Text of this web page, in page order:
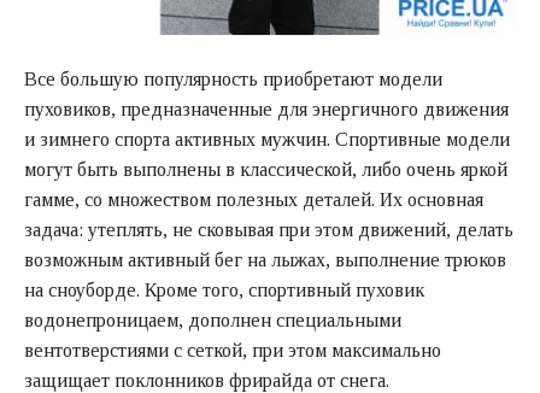
Все большую популярность приобретают модели
пуховиков, предназначенные для энергичного движения
и зимнего спорта активных мужчин. Спортивные модели
могут быть выполнены в классической, либо очень яркой
гамме, со множеством полезных деталей. Их основная
задача: утеплять, не сковывая при этом движений, делать
возможным активный бег на лыжах, выполнение трюков
на сноуборде. Кроме того, спортивный пуховик
водонепроницаем, дополнен специальными
вентотверстиями с сеткой, при этом максимально
защищает поклонников фрирайда от снега.